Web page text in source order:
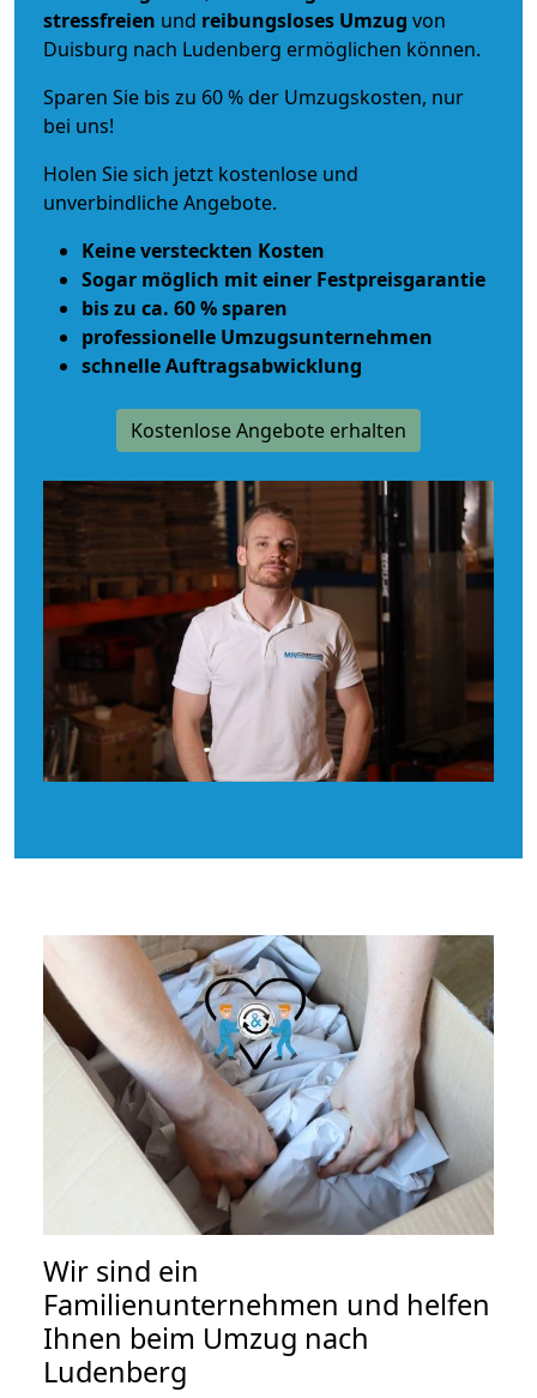
stressfreien und reibungsloses Umzug von
Duisburg nach Ludenberg ermöglichen können.
Sparen Sie bis zu 60 % der Umzugskosten, nur
bei uns!
Holen Sie sich jetzt kostenlose und
unverbindliche Angebote.
Keine versteckten Kosten
Sogar möglich mit einer Festpreisgarantie
bis zu ca. 60 % sparen
professionelle Umzugsunternehmen
schnelle Auftragsabwicklung
Kostenlose Angebote erhalten
Wir sind ein
Familienunternehmen und helfen
Ihnen beim Umzug nach
Ludenberg